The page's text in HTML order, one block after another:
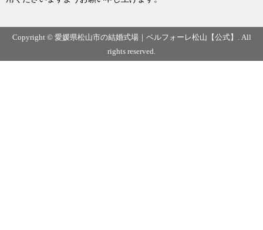
Copyright © 愛媛県松山市の結婚式場｜ベルフォーレ松山【公式】. All
rights reserved.